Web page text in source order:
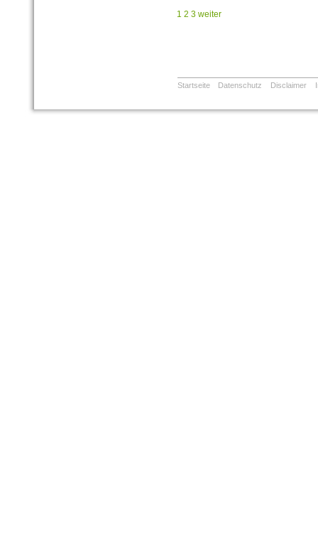
1 2 3 weiter
Startseite Datenschutz Disclaimer